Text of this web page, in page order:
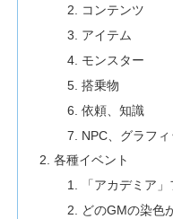
コンテンツ
アイテム
モンスター
搭乗物
依頼、知識
NPC、グラフ
各種イベント
「アカデミア
どのGMの染色